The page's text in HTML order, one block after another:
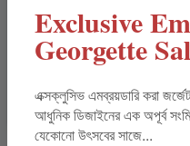
Cash On
পণ্য হাতে পেয়ে মূল্য
Exclusive
Georgette
এক্সক্লুসিভ এমব্রয়ডারি করা
আধুনিক ডিজাইনের এক অপূর্ব
যেকোনো উৎসবের সাজে...